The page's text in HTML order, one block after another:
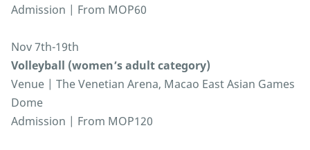
Admission | From MOP60
Nov 7th-19th
Volleyball (women’s adult category)
Venue | The Venetian Arena, Macao East Asian Games
Dome
Admission | From MOP120